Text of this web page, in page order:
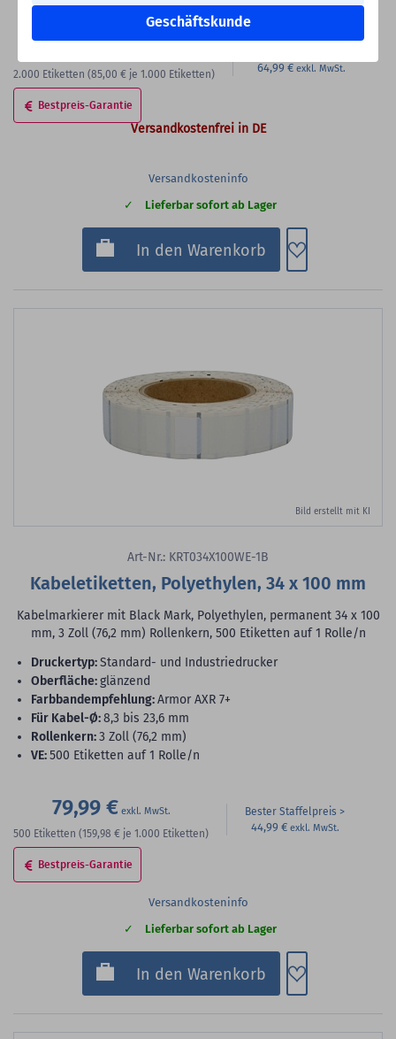
Geschäftskunde
169,99 €
2.000 Etiketten (85,00 € je 1.000 Etiketten) 64,99 €
Bestpreis-Garantie
Versandkostenfrei in DE
Versandkosteninfo
Lieferbar sofort ab Lager
In den Warenkorb Zum
Bild erstellt mit KI
Art-Nr.: KRT034X100WE-1B
Kabeletiketten, Polyethylen, 34 x 100 mm
Kabelmarkierer mit Black Mark, Polyethylen, permanent 34 x 100
mm, 3 Zoll (76,2 mm) Rollenkern, 500 Etiketten auf 1 Rolle/n
Druckertyp:Standard- und Industriedrucker
Oberfläche:glänzend
Farbbandempfehlung:Armor AXR 7+
für Kabel-Ø:8,3 bis 23,6 mm
Rollenkern:3 Zoll (76,2 mm)
VE:500 Etiketten auf 1 Rolle/n
79,99 €
500 Etiketten (159,98 € je 1.000 Etiketten)
Bester Staffelpreis
44,99 €
Bestpreis-Garantie
Versandkosteninfo
Lieferbar sofort ab Lager
In den Warenkorb Zum